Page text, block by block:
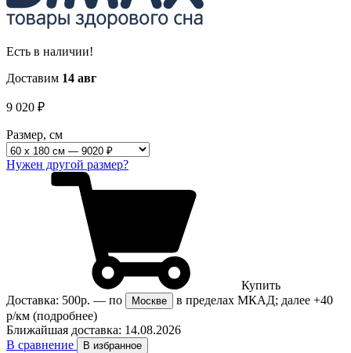
Есть в наличии!
Доставим 14 авг
9 020 ₽
Размер, см
Нужен другой размер?
Купить
Доставка: 500р. — по Москве
в пределах МКАД; далее +40
р/км (подробнее)
Ближайшая доставка: 14.08.2026
В сравнение
В избранное